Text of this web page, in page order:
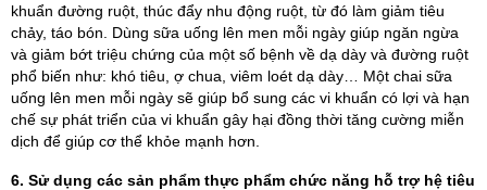
khuẩn đường ruột, thúc đẩy nhu động ruột, từ đó làm giảm tiêu
chảy, táo bón. Dùng sữa uống lên men mỗi ngày giúp ngăn ngừa
và giảm bớt triệu chứng của một số bệnh về dạ dày và đường ruột
phổ biến như: khó tiêu, ợ chua, viêm loét dạ dày… Một chai sữa
uống lên men mỗi ngày sẽ giúp bổ sung các vi khuẩn có lợi và hạn
chế sự phát triển của vi khuẩn gây hại đồng thời tăng cường miễn
dịch để giúp cơ thể khỏe mạnh hơn.
6. Sử dụng các sản phẩm thực phẩm chức năng hỗ trợ hệ tiêu